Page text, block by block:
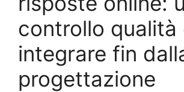
controllo qualità
integrare fin
progettazione